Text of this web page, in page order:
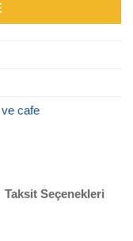
cafe
Taksit Seçenekleri